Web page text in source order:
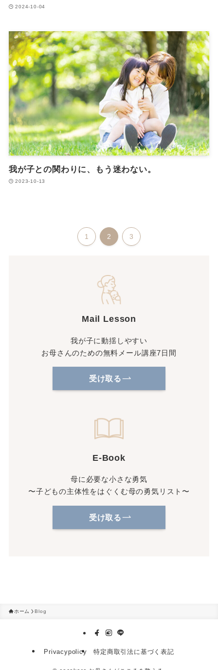
2024-10-04
我が子との関わりに、もう迷わない。
2023-10-13
1 2 3
Mail Lesson
我が子に動揺しやすい
お母さんのための無料メール講座7日間
受け取る
E-Book
母に必要な小さな勇気
〜子どもの主体性をはぐくむ母の勇気リスト〜
受け取る
ホーム Blog
Privacypolicy 特定商取引法に基づく表記